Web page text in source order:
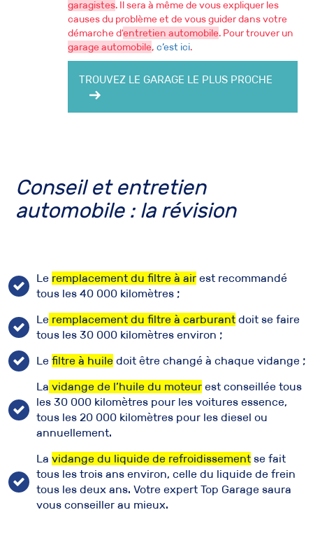
garagistes. Il sera à même de vous expliquer les
causes du problème et de vous guider dans votre
démarche d’entretien automobile. Pour trouver un
garage automobile,c’est ici.
TROUVEZ LE GARAGE LE PLUS PROCHE
Conseil et entretien
automobile : la révision
Le remplacement du filtre à air est recommandé
tous les 40 000 kilomètres ;
Le remplacement du filtre à carburant doit se faire
tous les 30 000 kilomètres environ ;
Lefiltre à huile doit être changé à chaque vidange ;
La vidange de l’huile du moteur est conseillée tous
les 30 000 kilomètres pour les voitures essence,
tous les 20 000 kilomètres pour les diesel ou
annuellement.
Lavidange du liquide de refroidissement se fait
tous les trois ans environ, celle du liquide de frein
tous les deux ans. Votre expert Top Garage saura
vous conseiller au mieux.